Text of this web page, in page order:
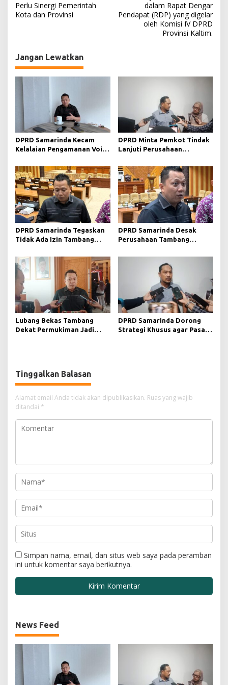
v
a
s
i
p
Perlu Sinergi Pemerintah
Kota dan Provinsi
dalam Rapat Dengar
Pendapat (RDP) yang digelar
oleh Komisi IV DPRD
Provinsi Kaltim.
Jangan Lewatkan
DPRD Samarinda Kecam
Kelalaian Pengamanan Void
Korban Jiwa
DPRD Minta Pemkot Tindak
Lanjuti Perusahaan
DPRD Samarinda Tegaskan
Tidak Ada Izin Tambang
DPRD Samarinda Desak
Perusahaan Tambang
Pascatambang
Lubang Bekas Tambang
Dekat Permukiman Jadi
DPRD Samarinda Dorong
Strategi Khusus agar Pasar
Tinggalkan Balasan
Alamat email Anda tidak akan dipublikasikan. Ruas yang wajib
ditandai *
Simpan nama, email, dan situs web saya pada peramban
ini untuk komentar saya berikutnya.
News Feed